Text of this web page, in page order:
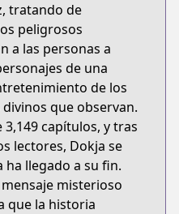
tratando de
peligrosos
a las personas a
de una
de los
que observan.
3,149 capítulos, y tras
lectores, Dokja se
ha llegado a su fin.
misterioso
que la historia